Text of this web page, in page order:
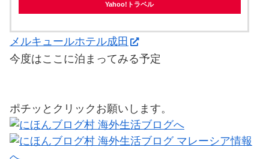
Yahoo!トラベル
メルキュールホテル成田
今度はここに泊まってみる予定
ポチッとクリックお願いします。